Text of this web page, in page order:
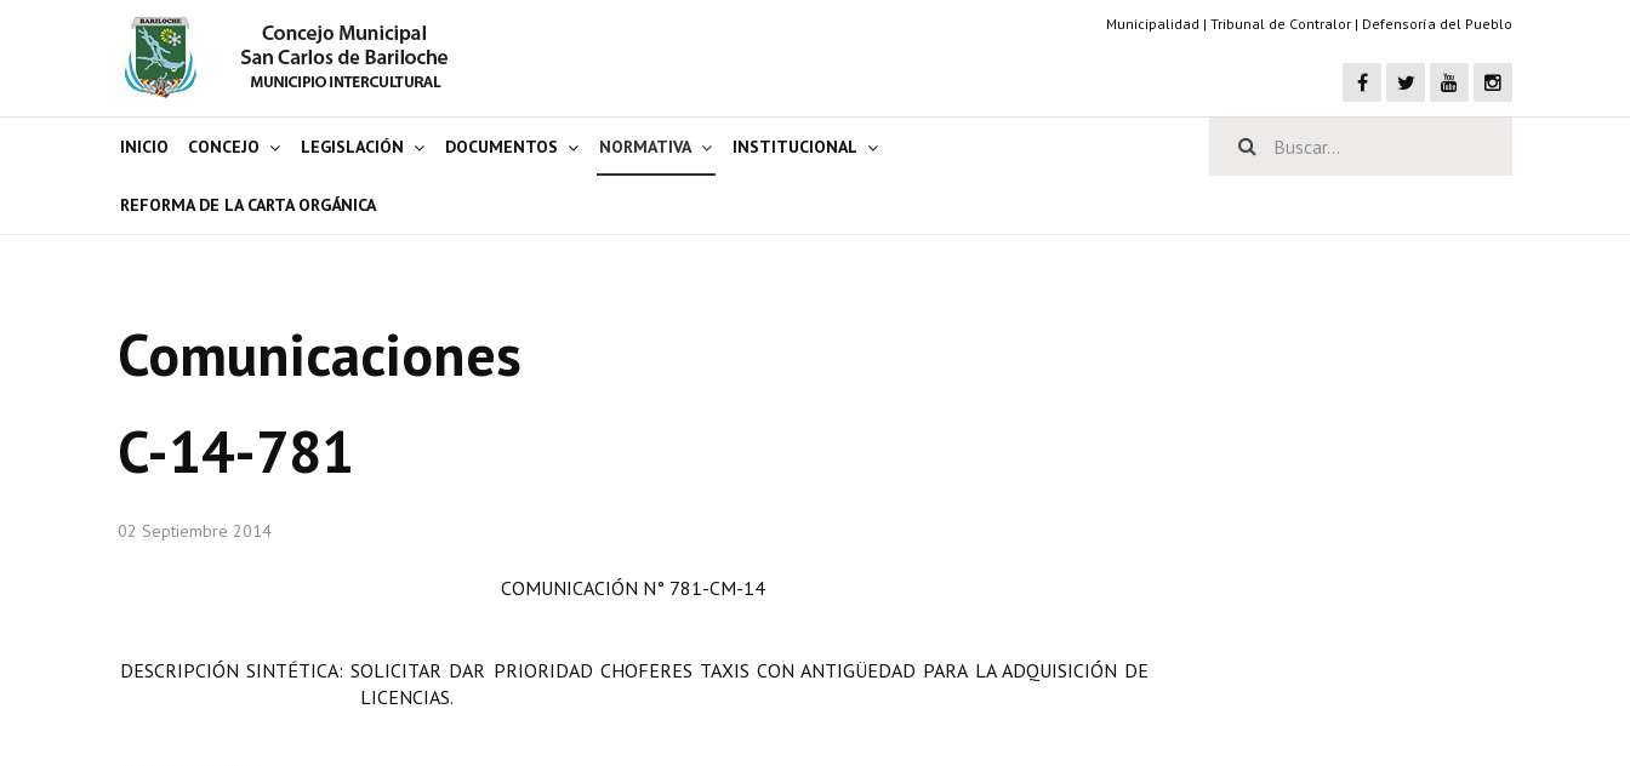
Municipalidad | Tribunal de Contralor | Defensoría del Pueblo
INICIO CONCEJO LEGISLACIÓN DOCUMENTOS NORMATIVA INSTITUCIONAL
REFORMA DE LA CARTA ORGÁNICA
Comunicaciones
C-14-781
02 Septiembre 2014
COMUNICACIÓN N° 781-CM-14
DESCRIPCIÓN SINTÉTICA: SOLICITAR DAR PRIORIDAD CHOFERES TAXIS CON ANTIGÜEDAD PARA LA ADQUISICIÓN DE
LICENCIAS.